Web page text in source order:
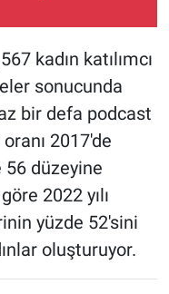
kadın katılımcı
sonucunda
bir defa podcast
2017'de
56 düzeyine
2022 yılı
yüzde 52'sini
oluşturuyor.